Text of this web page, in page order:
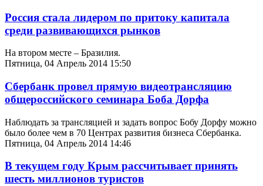
Россия стала лидером по притоку капитала
среди развивающихся рынков
На втором месте – Бразилия.
Пятница, 04 Апрель 2014 15:50
Сбербанк провел прямую видеотрансляцию
общероссийского семинара Боба Дорфа
Наблюдать за трансляцией и задать вопрос Бобу Дорфу можно
было более чем в 70 Центрах развития бизнеса Сбербанка.
Пятница, 04 Апрель 2014 14:46
В текущем году Крым рассчитывает принять
шесть миллионов туристов